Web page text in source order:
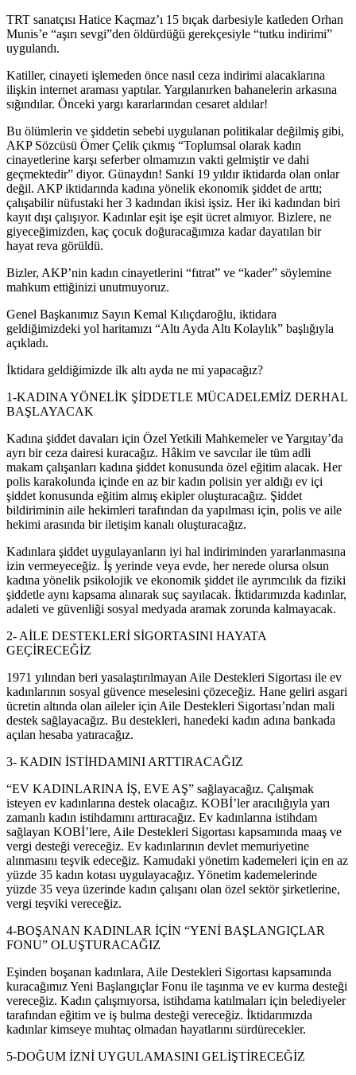
TRT sanatçısı Hatice Kaçmaz’ı 15 bıçak darbesiyle katleden Orhan
Munis’e “aşırı sevgi”den öldürdüğü gerekçesiyle “tutku indirimi”
uygulandı.
Katiller, cinayeti işlemeden önce nasıl ceza indirimi alacaklarına
ilişkin internet araması yaptılar. Yargılanırken bahanelerin arkasına
sığındılar. Önceki yargı kararlarından cesaret aldılar!
Bu ölümlerin ve şiddetin sebebi uygulanan politikalar değilmiş gibi,
AKP Sözcüsü Ömer Çelik çıkmış “Toplumsal olarak kadın
cinayetlerine karşı seferber olmamızın vakti gelmiştir ve dahi
geçmektedir” diyor. Günaydın! Sanki 19 yıldır iktidarda olan onlar
değil. AKP iktidarında kadına yönelik ekonomik şiddet de arttı;
çalışabilir nüfustaki her 3 kadından ikisi işsiz. Her iki kadından biri
kayıt dışı çalışıyor. Kadınlar eşit işe eşit ücret almıyor. Bizlere, ne
giyeceğimizden, kaç çocuk doğuracağımıza kadar dayatılan bir
hayat reva görüldü.
Bizler, AKP’nin kadın cinayetlerini “fıtrat” ve “kader” söylemine
mahkum ettiğinizi unutmuyoruz.
Genel Başkanımız Sayın Kemal Kılıçdaroğlu, iktidara
geldiğimizdeki yol haritamızı “Altı Ayda Altı Kolaylık” başlığıyla
açıkladı.
İktidara geldiğimizde ilk altı ayda ne mi yapacağız?
1-KADINA YÖNELİK ŞİDDETLE MÜCADELEMİZ DERHAL
BAŞLAYACAK
Kadına şiddet davaları için Özel Yetkili Mahkemeler ve Yargıtay’da
ayrı bir ceza dairesi kuracağız. Hâkim ve savcılar ile tüm adli
makam çalışanları kadına şiddet konusunda özel eğitim alacak. Her
polis karakolunda içinde en az bir kadın polisin yer aldığı ev içi
şiddet konusunda eğitim almış ekipler oluşturacağız. Şiddet
bildiriminin aile hekimleri tarafından da yapılması için, polis ve aile
hekimi arasında bir iletişim kanalı oluşturacağız.
Kadınlara şiddet uygulayanların iyi hal indiriminden yararlanmasına
izin vermeyeceğiz. İş yerinde veya evde, her nerede olursa olsun
kadına yönelik psikolojik ve ekonomik şiddet ile ayrımcılık da fiziki
şiddetle aynı kapsama alınarak suç sayılacak. İktidarımızda kadınlar,
adaleti ve güvenliği sosyal medyada aramak zorunda kalmayacak.
2- AİLE DESTEKLERİ SİGORTASINI HAYATA
GEÇİRECEĞİZ
1971 yılından beri yasalaştırılmayan Aile Destekleri Sigortası ile ev
kadınlarının sosyal güvence meselesini çözeceğiz. Hane geliri asgari
ücretin altında olan aileler için Aile Destekleri Sigortası’ndan mali
destek sağlayacağız. Bu destekleri, hanedeki kadın adına bankada
açılan hesaba yatıracağız.
3- KADIN İSTİHDAMINI ARTTIRACAĞIZ
“EV KADINLARINA İŞ, EVE AŞ” sağlayacağız. Çalışmak
isteyen ev kadınlarına destek olacağız. KOBİ’ler aracılığıyla yarı
zamanlı kadın istihdamını arttıracağız. Ev kadınlarına istihdam
sağlayan KOBİ’lere, Aile Destekleri Sigortası kapsamında maaş ve
vergi desteği vereceğiz. Ev kadınlarının devlet memuriyetine
alınmasını teşvik edeceğiz. Kamudaki yönetim kademeleri için en az
yüzde 35 kadın kotası uygulayacağız. Yönetim kademelerinde
yüzde 35 veya üzerinde kadın çalışanı olan özel sektör şirketlerine,
vergi teşviki vereceğiz.
4-BOŞANAN KADINLAR İÇİN “YENİ BAŞLANGIÇLAR
FONU” OLUŞTURACAĞIZ
Eşinden boşanan kadınlara, Aile Destekleri Sigortası kapsamında
kuracağımız Yeni Başlangıçlar Fonu ile taşınma ve ev kurma desteği
vereceğiz. Kadın çalışmıyorsa, istihdama katılmaları için belediyeler
tarafından eğitim ve iş bulma desteği vereceğiz. İktidarımızda
kadınlar kimseye muhtaç olmadan hayatlarını sürdürecekler.
5-DOĞUM İZNİ UYGULAMASINI GELİŞTİRECEĞİZ